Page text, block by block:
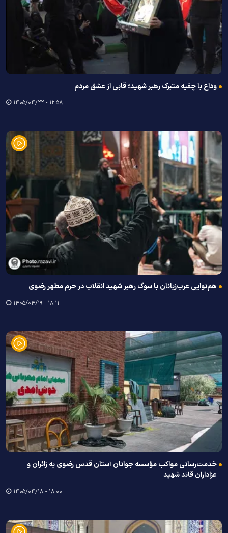
وداع با چفیه متبرک رهبر شهید؛ قابی از عشق مردم
۱۲:۵۸ - ۱۴۰۵/۰۴/۲۲
هم‌نوایی عرب‌زبانان با سوگ رهبر شهید انقلاب در حرم مطهر رضوی
۱۸:۱۱ - ۱۴۰۵/۰۴/۱۹
خدمت‌رسانی مواکب مؤسسه جوانان آستان قدس رضوی به زائران و
عزاداران قائد شهید
۱۸:۰۰ - ۱۴۰۵/۰۴/۱۸